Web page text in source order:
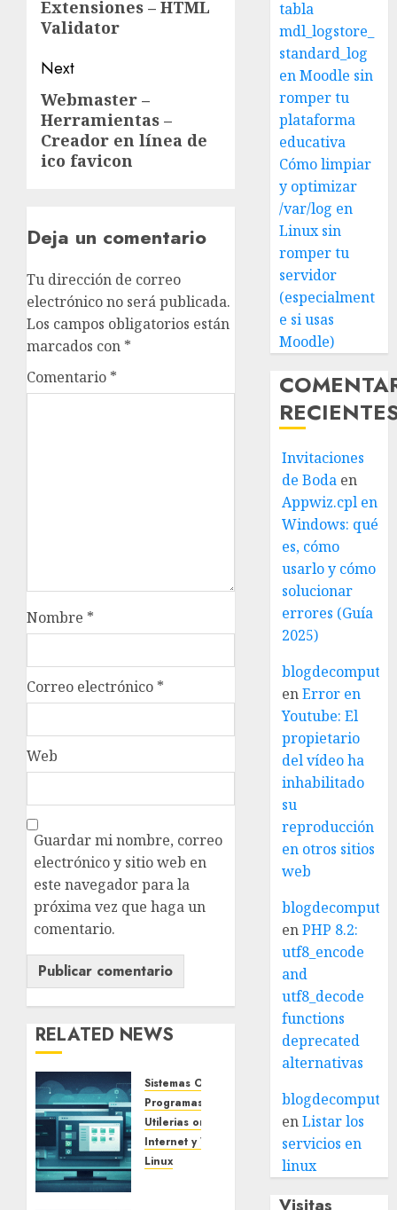
post:
Extensiones – HTML
Validator
Next
Next
post:
Webmaster –
Herramientas –
Creador en línea de
ico favicon
Deja un comentario
Tu dirección de correo
electrónico no será publicada.
Los campos obligatorios están
marcados con *
Comentario *
Nombre *
Correo electrónico *
Web
Guardar mi nombre, correo
electrónico y sitio web en
este navegador para la
próxima vez que haga un
comentario.
RELATED NEWS
Sistemas Operativos
Programas Gratuitos
Utilerias on line
Internet y Web
Linux
tabla
mdl_logstore_
standard_log
en Moodle sin
romper tu
plataforma
educativa
Cómo limpiar
y optimizar
/var/log en
Linux sin
romper tu
servidor
(especialment
e si usas
Moodle)
Invitaciones
de Boda en
Appwiz.cpl en
Windows: qué
es, cómo
usarlo y cómo
solucionar
errores (Guía
2025)
enError en
Youtube: El
propietario
del vídeo ha
inhabilitado
su
reproducción
en otros sitios
web
enPHP 8.2:
utf8_encode
and
utf8_decode
functions
deprecated
alternativas
enListar los
servicios en
linux
Visitas